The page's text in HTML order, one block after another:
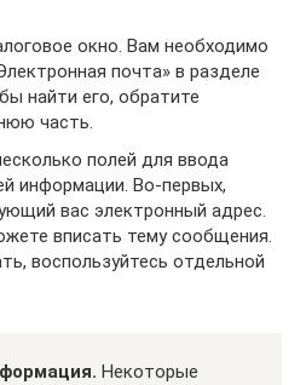
окно. Вам необходимо
почта» в разделе
найти его, обратите
часть.
полей для ввода
информации. Во-первых,
вас электронный адрес.
вписать тему сообщения.
воспользуйтесь отдельной
Некоторые